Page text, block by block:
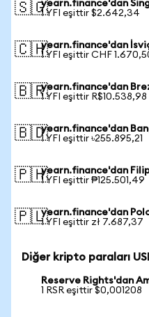
🇸🇬yearn.finance'dan
1 YFI eşittir $2.642,34
🇨🇭yearn.finance'dan
1 YFI eşittir CHF
🇧🇷yearn.finance'dan
1 YFI eşittir R$10.538,98
🇧🇩yearn.finance'dan
1 YFI eşittir ৳255.895,21
🇵🇭yearn.finance'dan
1 YFI eşittir ₱125.501,49
🇵🇱yearn.finance'dan
1 YFI eşittir zł 7.687,37
Diğer kripto paraları
Reserve Rights'dan
1 RSR eşittir $0,001208